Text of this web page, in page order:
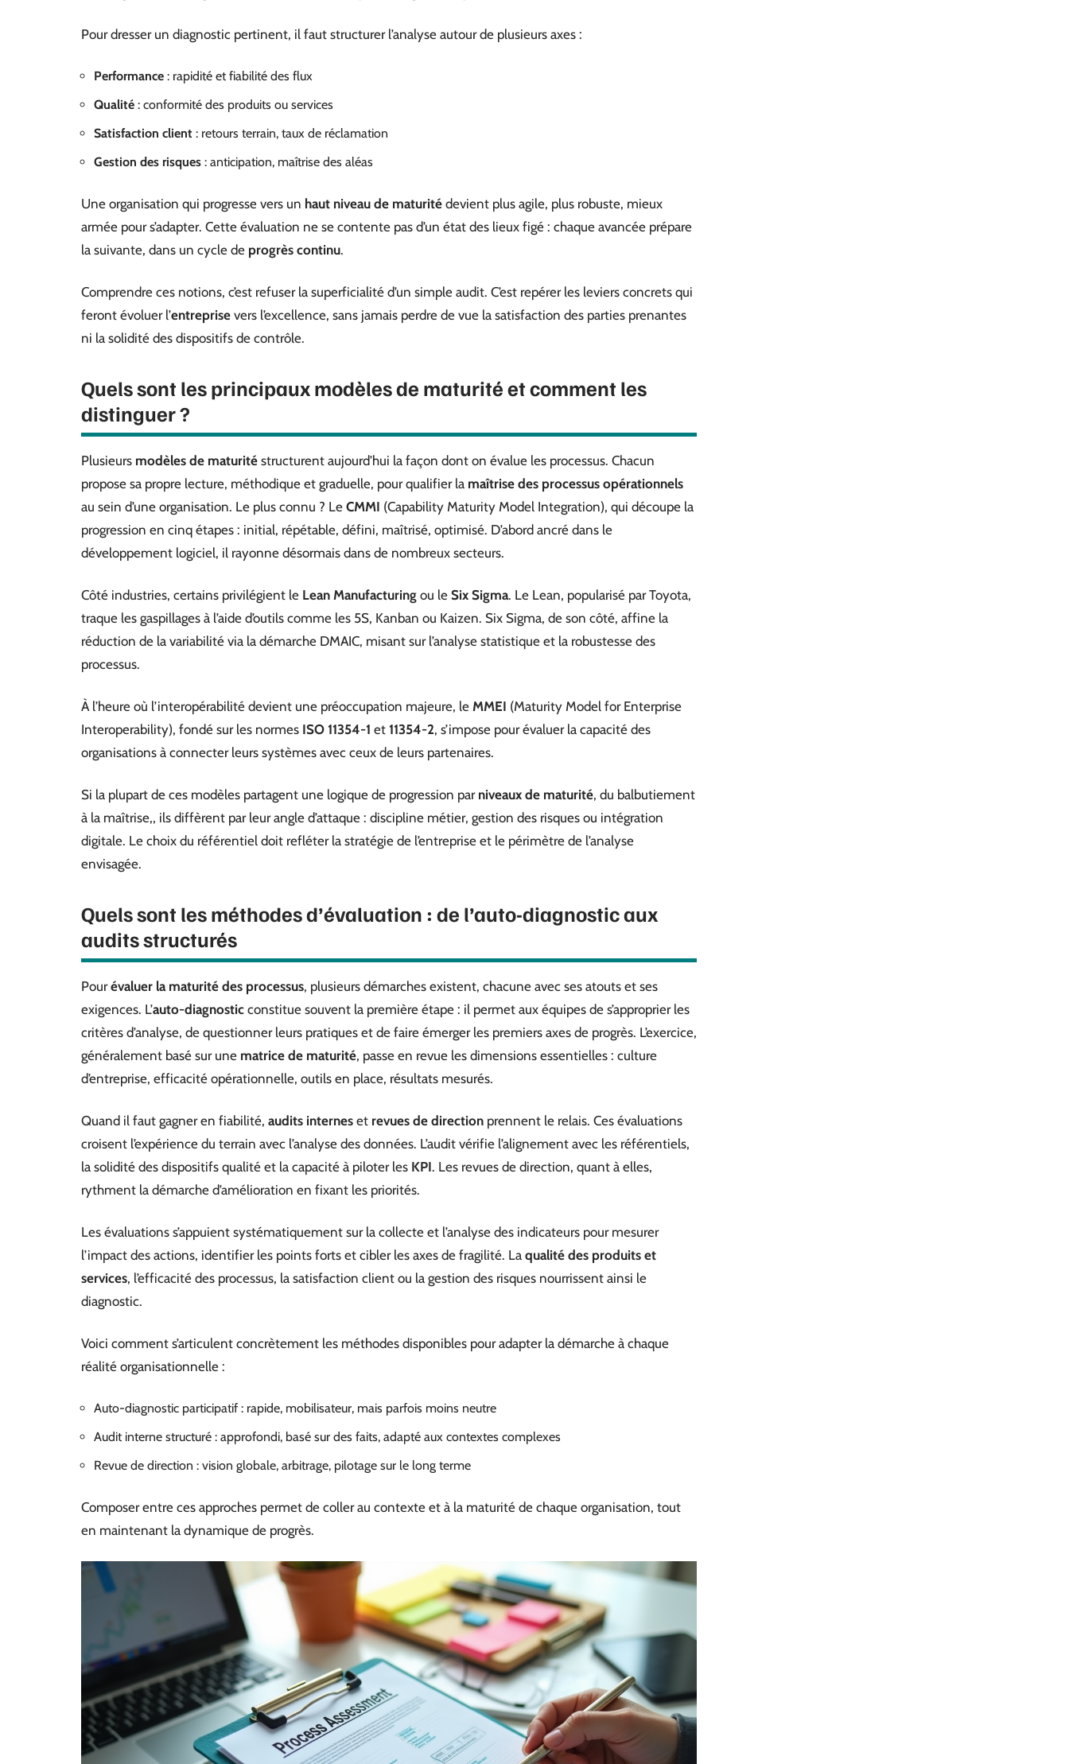
Pour dresser un diagnostic pertinent, il faut structurer l’analyse autour de plusieurs axes :
Performance : rapidité et fiabilité des flux
Qualité : conformité des produits ou services
Satisfaction client : retours terrain, taux de réclamation
Gestion des risques : anticipation, maîtrise des aléas
Une organisation qui progresse vers un haut niveau de maturité devient plus agile, plus robuste, mieux
armée pour s’adapter. Cette évaluation ne se contente pas d’un état des lieux figé : chaque avancée prépare
la suivante, dans un cycle de progrès continu.
Comprendre ces notions, c’est refuser la superficialité d’un simple audit. C’est repérer les leviers concrets qui
feront évoluer l’entreprise vers l’excellence, sans jamais perdre de vue la satisfaction des parties prenantes
ni la solidité des dispositifs de contrôle.
Quels sont les principaux modèles de maturité et comment les
distinguer ?
Plusieurs modèles de maturité structurent aujourd’hui la façon dont on évalue les processus. Chacun
propose sa propre lecture, méthodique et graduelle, pour qualifier la maîtrise des processus opérationnels
au sein d’une organisation. Le plus connu ? Le CMMI (Capability Maturity Model Integration), qui découpe la
progression en cinq étapes : initial, répétable, défini, maîtrisé, optimisé. D’abord ancré dans le
développement logiciel, il rayonne désormais dans de nombreux secteurs.
Côté industries, certains privilégient le Lean Manufacturing ou le Six Sigma. Le Lean, popularisé par Toyota,
traque les gaspillages à l’aide d’outils comme les 5S, Kanban ou Kaizen. Six Sigma, de son côté, affine la
réduction de la variabilité via la démarche DMAIC, misant sur l’analyse statistique et la robustesse des
processus.
À l’heure où l’interopérabilité devient une préoccupation majeure, le MMEI (Maturity Model for Enterprise
Interoperability), fondé sur les normes ISO 11354-1 et 11354-2, s’impose pour évaluer la capacité des
organisations à connecter leurs systèmes avec ceux de leurs partenaires.
Si la plupart de ces modèles partagent une logique de progression par niveaux de maturité, du balbutiement
à la maîtrise,, ils diffèrent par leur angle d’attaque : discipline métier, gestion des risques ou intégration
digitale. Le choix du référentiel doit refléter la stratégie de l’entreprise et le périmètre de l’analyse
envisagée.
Quels sont les méthodes d’évaluation : de l’auto-diagnostic aux
audits structurés
Pourévaluer la maturité des processus, plusieurs démarches existent, chacune avec ses atouts et ses
exigences. L’auto-diagnostic constitue souvent la première étape : il permet aux équipes de s’approprier les
critères d’analyse, de questionner leurs pratiques et de faire émerger les premiers axes de progrès. L’exercice,
généralement basé sur une matrice de maturité, passe en revue les dimensions essentielles : culture
d’entreprise, efficacité opérationnelle, outils en place, résultats mesurés.
Quand il faut gagner en fiabilité, audits internes et revues de direction prennent le relais. Ces évaluations
croisent l’expérience du terrain avec l’analyse des données. L’audit vérifie l’alignement avec les référentiels,
la solidité des dispositifs qualité et la capacité à piloter les KPI. Les revues de direction, quant à elles,
rythment la démarche d’amélioration en fixant les priorités.
Les évaluations s’appuient systématiquement sur la collecte et l’analyse des indicateurs pour mesurer
l’impact des actions, identifier les points forts et cibler les axes de fragilité. La qualité des produits et
services, l’efficacité des processus, la satisfaction client ou la gestion des risques nourrissent ainsi le
diagnostic.
Voici comment s’articulent concrètement les méthodes disponibles pour adapter la démarche à chaque
réalité organisationnelle :
Auto-diagnostic participatif : rapide, mobilisateur, mais parfois moins neutre
Audit interne structuré : approfondi, basé sur des faits, adapté aux contextes complexes
Revue de direction : vision globale, arbitrage, pilotage sur le long terme
Composer entre ces approches permet de coller au contexte et à la maturité de chaque organisation, tout
en maintenant la dynamique de progrès.